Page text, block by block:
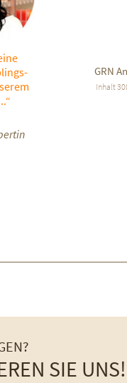
GRN
Inhalt
SIE UNS!